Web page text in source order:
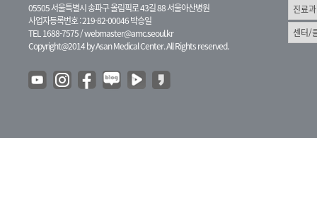
05505 서울특별시 송파구 올림픽로 43길 88 서울아산병원
사업자등록번호 : 219-82-00046 박승일
TEL 1688-7575 /webmaster@amc.seoul.kr
Copyright@2014 by Asan Medical Center. All Rights reserved.